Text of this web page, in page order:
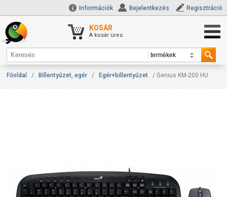
Információk Bejelentkezés Regisztráció
KOSÁR
A kosár üres.
Főoldal / Billentyűzet, egér / Egér+billentyűzet / Genius KM-200 HU